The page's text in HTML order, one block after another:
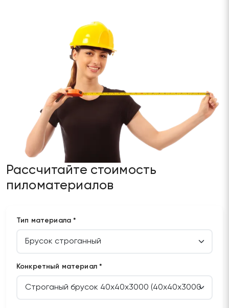
Рассчитайте стоимость
пиломатериалов
Тип материала *
Конкретный материал *